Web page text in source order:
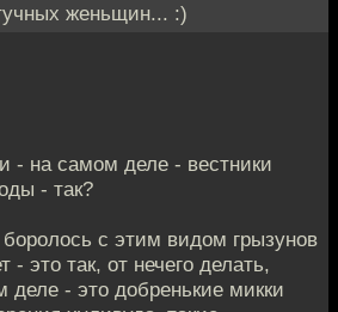
женьщин... :)
- на самом деле - вестники
- так?
боролось с этим видом грызунов
- это так, от нечего делать,
деле - это добренькие микки